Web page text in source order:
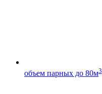
объем парных до 80м3